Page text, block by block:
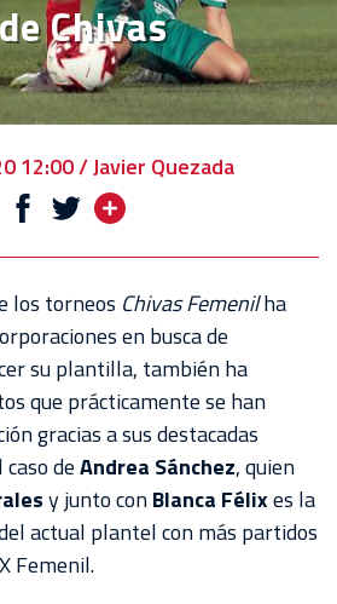
Chivas
12:00 / Javier Quezada
los torneos Chivas Femenilha
en busca de
su plantilla, también ha
que prácticamente se han
gracias a sus destacadas
deAndrea Sánchez, quien
y junto conBlanca Félixes la
actual plantel con más partidos
Femenil.